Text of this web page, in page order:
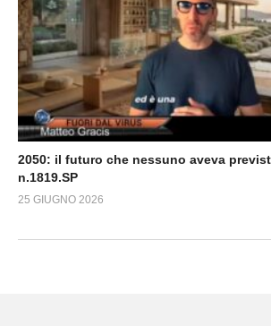
2050: il futuro che nessuno aveva
n.1819.SP
25 GIUGNO 2026